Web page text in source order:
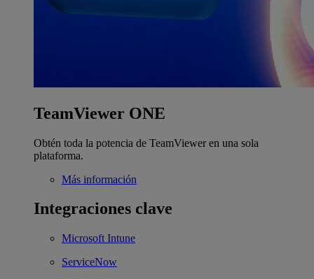
TeamViewer ONE
Obtén toda la potencia de TeamViewer en una sola
plataforma.
Más información
Integraciones clave
Microsoft Intune
ServiceNow